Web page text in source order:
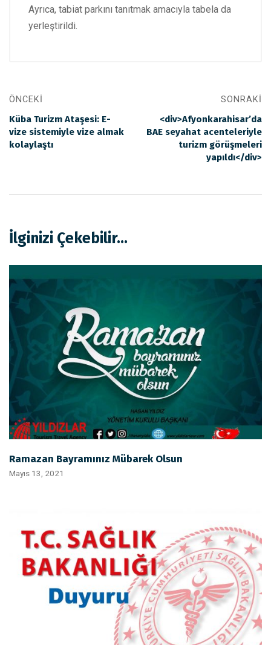
Ayrıca, tabiat parkını tanıtmak amacıyla tabela da
yerleştirildi.
ÖNCEKI
Küba Turizm Ataşesi: E-
vize sistemiyle vize almak
kolaylaştı
SONRAKI
<div>Afyonkarahisar’da
BAE seyahat acenteleriyle
turizm görüşmeleri
yapıldı</div>
İlginizi Çekebilir...
Ramazan Bayramınız Mübarek Olsun
Mayıs 13, 2021